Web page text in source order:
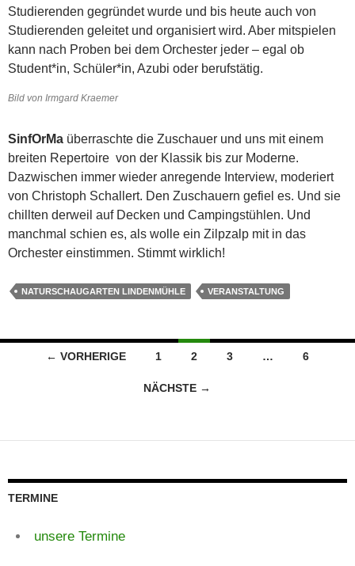
Studierenden gegründet wurde und bis heute auch von
Studierenden geleitet und organisiert wird. Aber mitspielen
kann nach Proben bei dem Orchester jeder – egal ob
Student*in, Schüler*in, Azubi oder berufstätig.
Bild von Irmgard Kraemer
SinfOrMa überraschte die Zuschauer und uns mit einem
breiten Repertoire von der Klassik bis zur Moderne.
Dazwischen immer wieder anregende Interview, moderiert
von Christoph Schallert. Den Zuschauern gefiel es. Und sie
chillten derweil auf Decken und Campingstühlen. Und
manchmal schien es, als wolle ein Zilpzalp mit in das
Orchester einstimmen. Stimmt wirklich!
NATURSCHAUGARTEN LINDENMÜHLE VERANSTALTUNG
Beitragsnavigation
← VORHERIGE 1 2 3 … 6
NÄCHSTE →
TERMINE
unsere Termine